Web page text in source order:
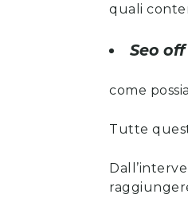
quali
Seo
come
Tutte